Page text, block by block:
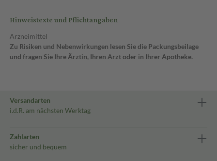
Hinweistexte und Pflichtangaben
Arzneimittel
Zu Risiken und Nebenwirkungen lesen Sie die Packungsbeilage
und fragen Sie Ihre Ärztin, Ihren Arzt oder in Ihrer Apotheke.
Versandarten
i.d.R. am nächsten Werktag
Zahlarten
sicher und bequem